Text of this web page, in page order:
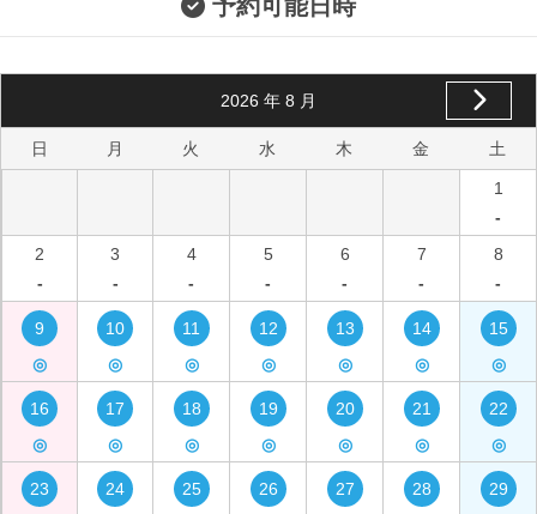
予約可能日時
2026 年 8 月
日 月 火 水 木 金 土
1
-
2
-
3
-
4
-
5
-
6
-
7
-
8
-
9
◎
10
◎
11
◎
12
◎
13
◎
14
◎
15
◎
16
◎
17
◎
18
◎
19
◎
20
◎
21
◎
22
◎
23
24
25
26
27
28
29